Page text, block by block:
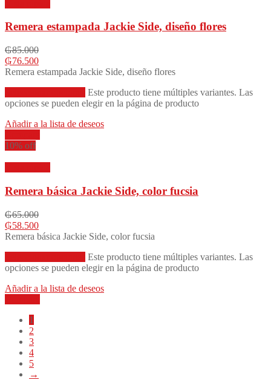
Remera estampada Jackie Side, diseño flores
₲85.000
₲76.500
Remera estampada Jackie Side, diseño flores
Este producto tiene múltiples variantes. Las
opciones se pueden elegir en la página de producto
Añadir a la lista de deseos
10% off
Remera básica Jackie Side, color fucsia
₲65.000
₲58.500
Remera básica Jackie Side, color fucsia
Este producto tiene múltiples variantes. Las
opciones se pueden elegir en la página de producto
Añadir a la lista de deseos
1
2
3
4
5
→